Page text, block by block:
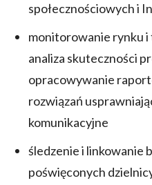
społecznościowych i
monitorowanie rynku
analiza skuteczności
opracowywanie
rozwiązań
komunikacyjne
śledzenie i linkowanie
poświęconych